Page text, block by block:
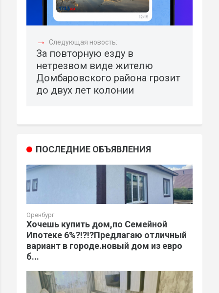
→ Следующая новость:
За повторную езду в
нетрезвом виде жителю
Домбаровского района грозит
до двух лет колонии
ПОСЛЕДНИЕ ОБЪЯВЛЕНИЯ
Оренбург
Хочешь купить дом,по Семейной
Ипотеке 6%?!?!?Предлагаю отличный
вариант в городе.новый дом из евро
б...